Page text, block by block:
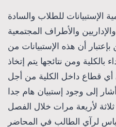
الإستبيانات للطلاب والسادة
والأطراف المجتمعية
أن هذه الإستبيانات من
بالكلية ومن نتائجها يتم إتخاذ
أي قطاع داخل الكلية من أجل
إلى وجود إستبيان هام جدا
لأريعة مرات خلال الفصل
لرآي الطالب في المحاضر